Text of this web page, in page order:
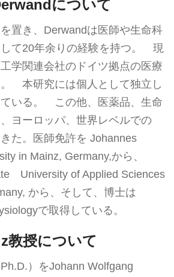
について
置き、Derwandは医師や生命科
て20年余りの経験を持つ。 現
学関連会社のドイツ拠点の医療
本研究には個人として独立し
いる。 この他、医薬品、生命
ヨーロッパ、世界レベルでの
た。医師免許を Johannes
in Mainz, Germany,から、
University of Applied Sciences
から、そして、博士は
で取得している。
教授について
）をJohann Wolfgang